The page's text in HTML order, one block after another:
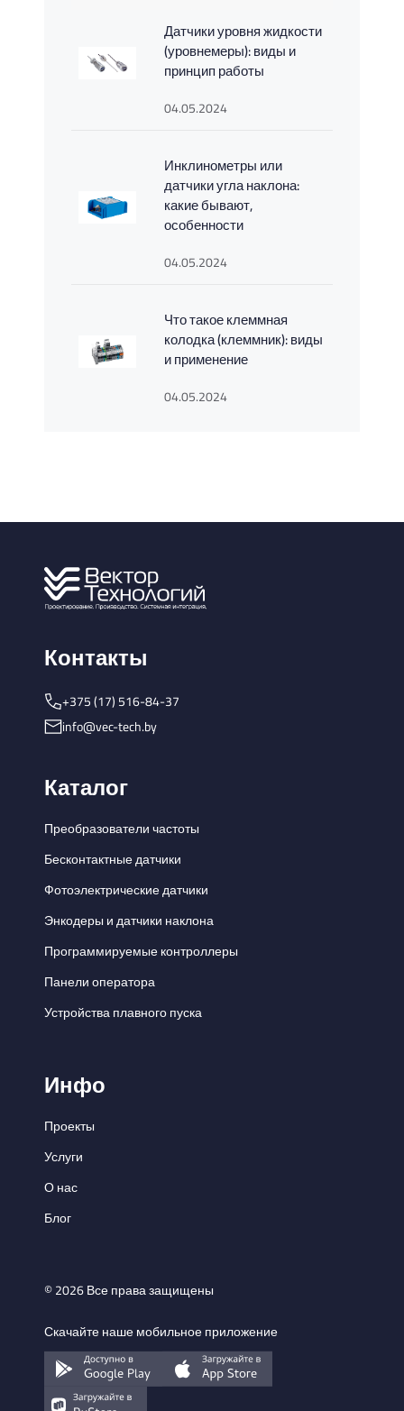
Датчики уровня жидкости
(уровнемеры): виды и
принцип работы
04.05.2024
Инклинометры или
датчики угла наклона:
какие бывают,
особенности
04.05.2024
Что такое клеммная
колодка (клеммник): виды
и применение
04.05.2024
Контакты
+375 (17) 516-84-37
info@vec-tech.by
Каталог
Преобразователи частоты
Бесконтактные датчики
Фотоэлектрические датчики
Энкодеры и датчики наклона
Программируемые контроллеры
Панели оператора
Устройства плавного пуска
Инфо
Проекты
Услуги
О нас
Блог
© 2026 Все права защищены
Скачайте наше мобильное приложение